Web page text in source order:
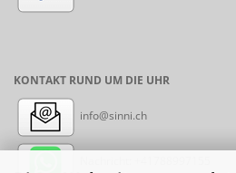
KONTAKT RUND UM DIE UHR
info@sinni.ch